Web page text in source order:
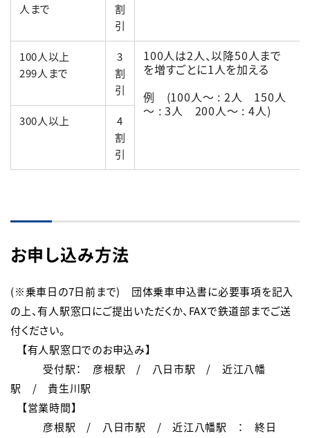
人まで
割
引
100人以上
299人まで
3
割
引
100人は2人、以降50人まで
を増すごとに1人を加える
例 (100人～ : 2人 150人
～ : 3人 200人～ : 4人)
300人以上
4
割
引
お申し込み方法
(※乗車日の7日前まで)　団体乗車申込書に必要事項を記入
の上、有人駅窓口にご提出いただくか、FAXで鉄道部までご送
付ください。
【有人駅窓口でのお申込み】
受付駅：　彦根駅　/　八日市駅　/　近江八幡
駅　/　貴生川駅
【営業時間】
彦根駅　/　八日市駅　/　近江八幡駅　：　終日